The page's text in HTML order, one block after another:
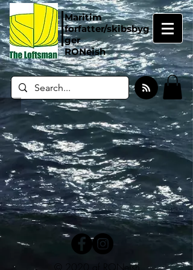
Maritim
forfatter/skibsbyg
ger
RONeish
© 2020 af RONeish